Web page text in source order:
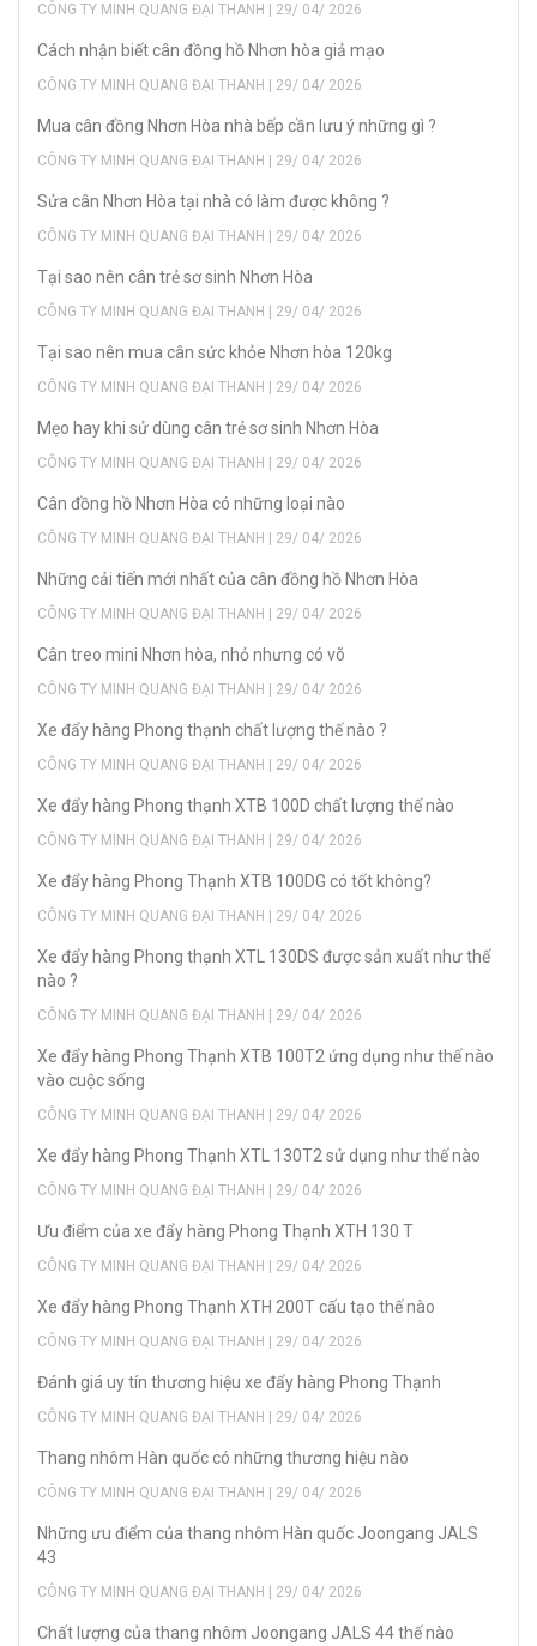
CÔNG TY MINH QUANG ĐẠI THANH | 29/ 04/ 2026
Cách nhận biết cân đồng hồ Nhơn hòa giả mạo
CÔNG TY MINH QUANG ĐẠI THANH | 29/ 04/ 2026
Mua cân đồng Nhơn Hòa nhà bếp cần lưu ý những gì ?
CÔNG TY MINH QUANG ĐẠI THANH | 29/ 04/ 2026
Sửa cân Nhơn Hòa tại nhà có làm được không ?
CÔNG TY MINH QUANG ĐẠI THANH | 29/ 04/ 2026
Tại sao nên cân trẻ sơ sinh Nhơn Hòa
CÔNG TY MINH QUANG ĐẠI THANH | 29/ 04/ 2026
Tại sao nên mua cân sức khỏe Nhơn hòa 120kg
CÔNG TY MINH QUANG ĐẠI THANH | 29/ 04/ 2026
Mẹo hay khi sử dùng cân trẻ sơ sinh Nhơn Hòa
CÔNG TY MINH QUANG ĐẠI THANH | 29/ 04/ 2026
Cân đồng hồ Nhơn Hòa có những loại nào
CÔNG TY MINH QUANG ĐẠI THANH | 29/ 04/ 2026
Những cải tiến mới nhất của cân đồng hồ Nhơn Hòa
CÔNG TY MINH QUANG ĐẠI THANH | 29/ 04/ 2026
Cân treo mini Nhơn hòa, nhỏ nhưng có võ
CÔNG TY MINH QUANG ĐẠI THANH | 29/ 04/ 2026
Xe đẩy hàng Phong thạnh chất lượng thế nào ?
CÔNG TY MINH QUANG ĐẠI THANH | 29/ 04/ 2026
Xe đẩy hàng Phong thạnh XTB 100D chất lượng thế nào
CÔNG TY MINH QUANG ĐẠI THANH | 29/ 04/ 2026
Xe đẩy hàng Phong Thạnh XTB 100DG có tốt không?
CÔNG TY MINH QUANG ĐẠI THANH | 29/ 04/ 2026
Xe đẩy hàng Phong thạnh XTL 130DS được sản xuất như thế
nào ?
CÔNG TY MINH QUANG ĐẠI THANH | 29/ 04/ 2026
Xe đẩy hàng Phong Thạnh XTB 100T2 ứng dụng như thế nào
vào cuộc sống
CÔNG TY MINH QUANG ĐẠI THANH | 29/ 04/ 2026
Xe đẩy hàng Phong Thạnh XTL 130T2 sử dụng như thế nào
CÔNG TY MINH QUANG ĐẠI THANH | 29/ 04/ 2026
Ưu điểm của xe đẩy hàng Phong Thạnh XTH 130 T
CÔNG TY MINH QUANG ĐẠI THANH | 29/ 04/ 2026
Xe đẩy hàng Phong Thạnh XTH 200T cấu tạo thế nào
CÔNG TY MINH QUANG ĐẠI THANH | 29/ 04/ 2026
Đánh giá uy tín thương hiệu xe đẩy hàng Phong Thạnh
CÔNG TY MINH QUANG ĐẠI THANH | 29/ 04/ 2026
Thang nhôm Hàn quốc có những thương hiệu nào
CÔNG TY MINH QUANG ĐẠI THANH | 29/ 04/ 2026
Những ưu điểm của thang nhôm Hàn quốc Joongang JALS
43
CÔNG TY MINH QUANG ĐẠI THANH | 29/ 04/ 2026
Chất lượng của thang nhôm Joongang JALS 44 thế nào